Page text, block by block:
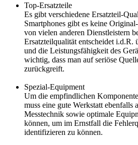
Top-Ersatzteile
Es gibt verschiedene Ersatzteil-
Smartphones gibt es keine
von vielen anderen Dienstleistern
Ersatzteilqualität entscheidet i.d.R.
und die Leistungsfähigkeit des
wichtig, dass man auf seriöse
zurückgreift.
Spezial-Equipment
Um die empfindlichen
muss eine gute Werkstatt ebenfalls
Messtechnik sowie optimale
können, um im Ernstfall die
identifizieren zu können.